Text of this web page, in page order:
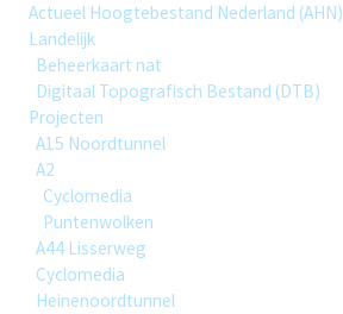
Actueel Hoogtebestand Nederland (AHN)
Landelijk
Beheerkaart nat
Digitaal Topografisch Bestand (DTB)
Projecten
A15 Noordtunnel
A2
Cyclomedia
Puntenwolken
A44 Lisserweg
Cyclomedia
Heinenoordtunnel